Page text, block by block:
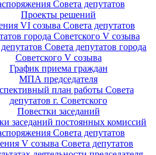
Совета депутатов
Проекты решений
VI созыва Совета депутатов
города Советского V созыва
Совета депутатов города
Советского V созыва
График приема граждан
МПА председателя
план работы Совета
депутатов г. Советского
Повестки заседаний
заседаний постоянных комиссий
Совета депутатов
V созыва Совета депутатов